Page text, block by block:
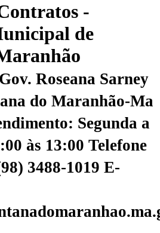
-
de
Roseana Sarney
do Maranhão-Ma
Segunda a
às 13:00 Telefone
3488-1019 E-